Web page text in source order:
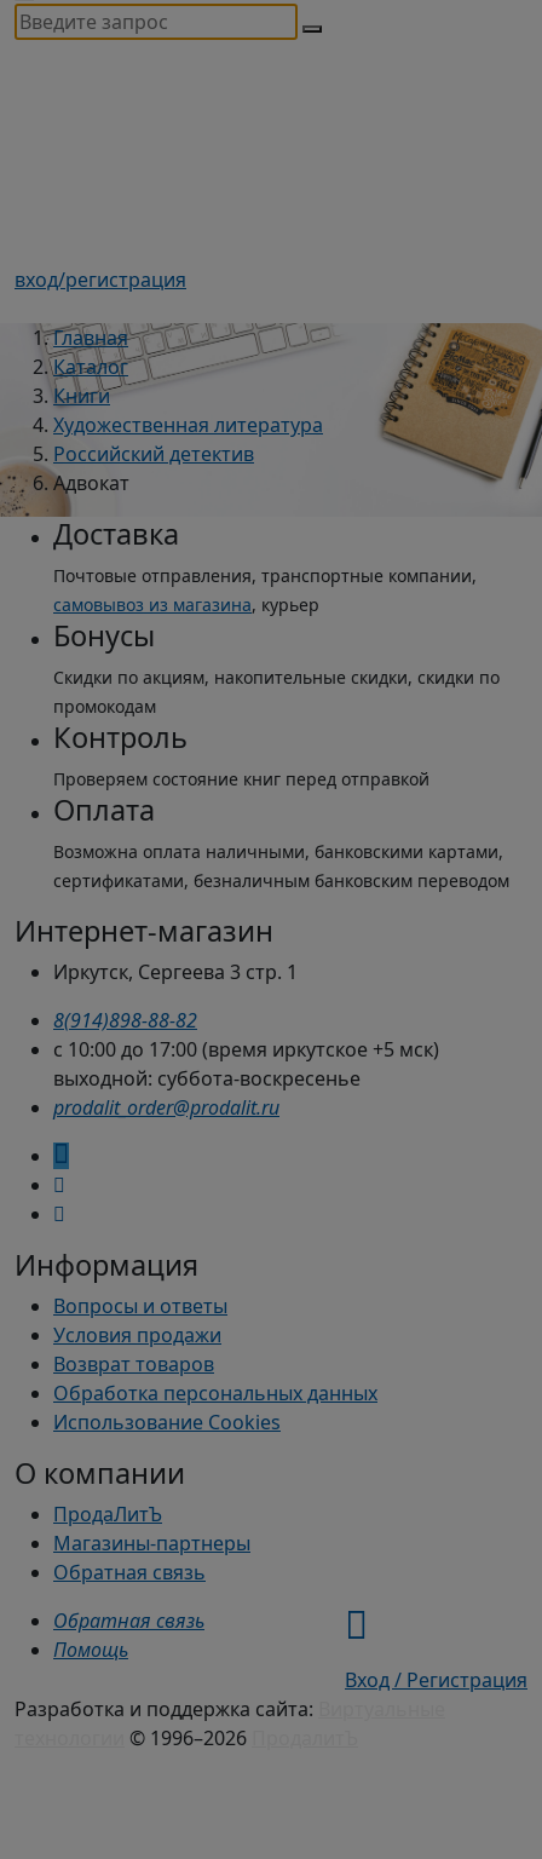
вход/регистрация
Главная
Каталог
Книги
Художественная литература
Российский детектив
Адвокат
Доставка
Почтовые отправления, транспортные компании,
самовывоз из магазина, курьер
Бонусы
Скидки по акциям, накопительные скидки, скидки по
промокодам
Контроль
Проверяем состояние книг перед отправкой
Оплата
Возможна оплата наличными, банковскими картами,
сертификатами, безналичным банковским переводом
Интернет-магазин
Иркутск, Сергеева 3 стр. 1
8(914)898-88-82
с 10:00 до 17:00 (время иркутское +5 мск)
выходной: суббота-воскресенье
prodalit_order@prodalit.ru
Информация
Вопросы и ответы
Условия продажи
Возврат товаров
Обработка персональных данных
Использование Cookies
О компании
ПродаЛитЪ
Магазины-партнеры
Обратная связь
Обратная связь
Помощь
Вход / Регистрация
Разработка и поддержка сайта:
© 1996–2026